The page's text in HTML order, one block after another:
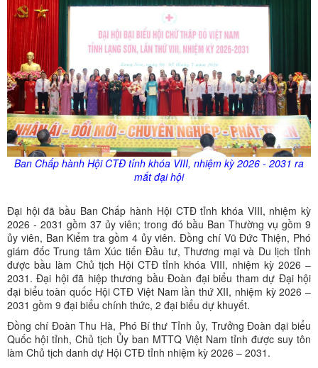
Ban Chấp hành Hội CTĐ tỉnh khóa VIII, nhiệm kỳ 2026 - 2031 ra
mắt đại hội
Đại hội đã bầu Ban Chấp hành Hội CTĐ tỉnh khóa VIII, nhiệm kỳ
2026 - 2031 gồm 37 ủy viên; trong đó bầu Ban Thường vụ gồm 9
ủy viên, Ban Kiểm tra gồm 4 ủy viên. Đồng chí Vũ Đức Thiện, Phó
giám đốc Trung tâm Xúc tiến Đầu tư, Thương mại và Du lịch tỉnh
được bầu làm Chủ tịch Hội CTĐ tỉnh khóa VIII, nhiệm kỳ 2026 –
2031. Đại hội đã hiệp thương bầu Đoàn đại biểu tham dự Đại hội
đại biểu toàn quốc Hội CTĐ Việt Nam lần thứ XII, nhiệm kỳ 2026 –
2031 gồm 9 đại biểu chính thức, 2 đại biểu dự khuyết.
Đồng chí Đoàn Thu Hà, Phó Bí thư Tỉnh ủy, Trưởng Đoàn đại biểu
Quốc hội tỉnh, Chủ tịch Ủy ban MTTQ Việt Nam tỉnh được suy tôn
làm Chủ tịch danh dự Hội CTĐ tỉnh nhiệm kỳ 2026 – 2031.